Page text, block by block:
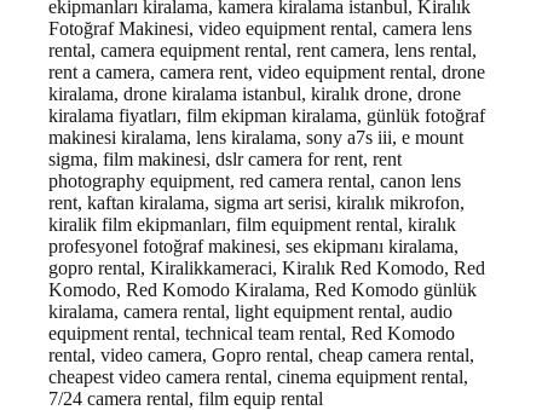
ekipmanları kiralama, kamera kiralama istanbul, Kiralık
Fotoğraf Makinesi, video equipment rental, camera lens
rental, camera equipment rental, rent camera, lens rental,
rent a camera, camera rent, video equipment rental, drone
kiralama, drone kiralama istanbul, kiralık drone, drone
kiralama fiyatları, film ekipman kiralama, günlük fotoğraf
makinesi kiralama, lens kiralama, sony a7s iii, e mount
sigma, film makinesi, dslr camera for rent, rent
photography equipment, red camera rental, canon lens
rent, kaftan kiralama, sigma art serisi, kiralık mikrofon,
kiralik film ekipmanları, film equipment rental, kiralık
profesyonel fotoğraf makinesi, ses ekipmanı kiralama,
gopro rental, Kiralikkameraci, Kiralık Red Komodo, Red
Komodo, Red Komodo Kiralama, Red Komodo günlük
kiralama, camera rental, light equipment rental, audio
equipment rental, technical team rental, Red Komodo
rental, video camera, Gopro rental, cheap camera rental,
cheapest video camera rental, cinema equipment rental,
7/24 camera rental, film equip rental